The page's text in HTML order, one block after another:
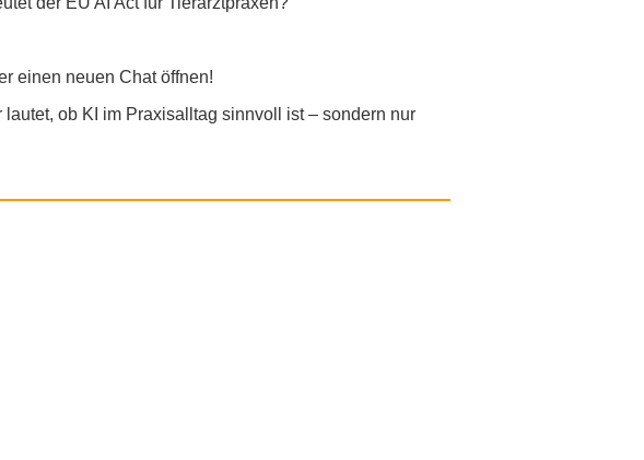
einen neuen Chat öffnen!
ob KI im Praxisalltag sinnvoll ist – sondern nur